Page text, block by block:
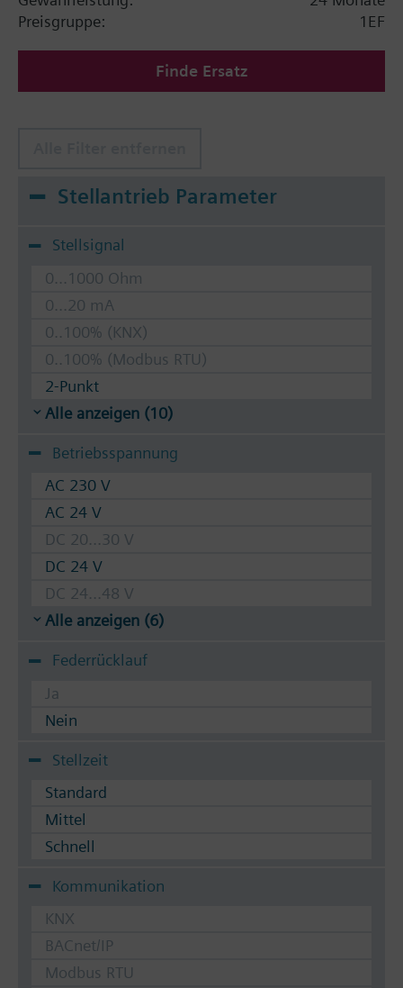
Preisgruppe:
1EF
Finde Ersatz
Stellantrieb Parameter
Stellsignal
0...1000 Ohm
0...20 mA
0..100% (KNX)
0..100% (Modbus RTU)
2-Punkt
Alle anzeigen (10)
Betriebsspannung
AC 230 V
AC 24 V
DC 20...30 V
DC 24 V
DC 24...48 V
Alle anzeigen (6)
Federrücklauf
Ja
Nein
Stellzeit
Standard
Mittel
Schnell
Kommunikation
KNX
BACnet/IP
Modbus RTU